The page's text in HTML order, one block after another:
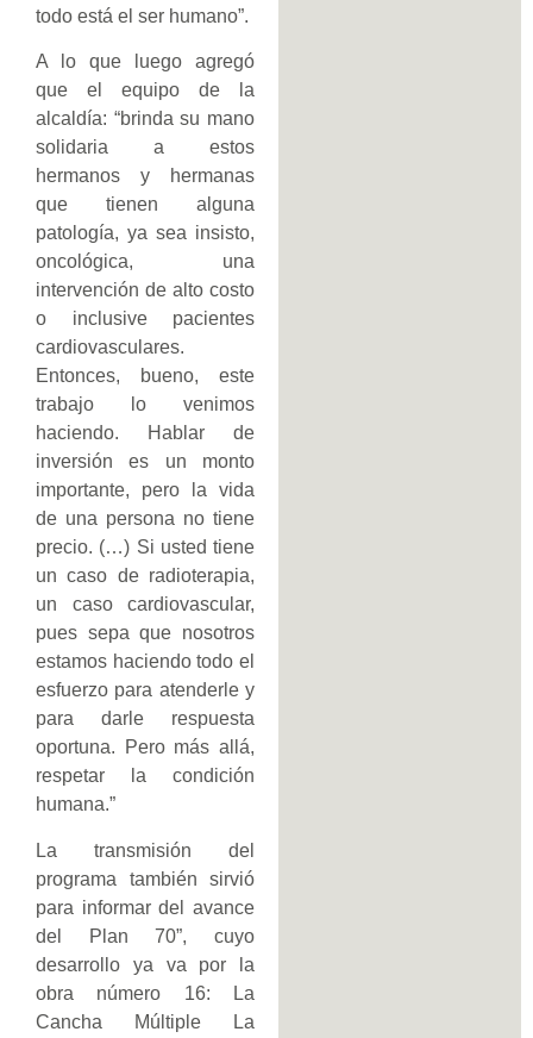
todo está el ser humano”.
A lo que luego agregó
que el equipo de la
alcaldía: “brinda su mano
solidaria a estos
hermanos y hermanas
que tienen alguna
patología, ya sea insisto,
oncológica, una
intervención de alto costo
o inclusive pacientes
cardiovasculares.
Entonces, bueno, este
trabajo lo venimos
haciendo. Hablar de
inversión es un monto
importante, pero la vida
de una persona no tiene
precio. (…) Si usted tiene
un caso de radioterapia,
un caso cardiovascular,
pues sepa que nosotros
estamos haciendo todo el
esfuerzo para atenderle y
para darle respuesta
oportuna. Pero más allá,
respetar la condición
humana.”
La transmisión del
programa también sirvió
para informar del avance
del Plan 70”, cuyo
desarrollo ya va por la
obra número 16: La
Cancha Múltiple La